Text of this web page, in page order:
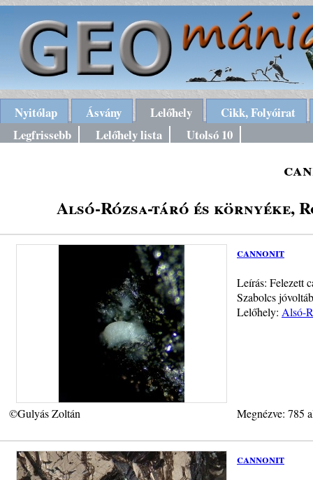
Nyitólap Ásvány Lelőhely
Cikk, Folyóirat
Legfrissebb
Lelőhely lista Utolsó 10
Alsó-Rózsa-táró és környéke,
cannonit
Leírás: Felezett
Szabolcs
Lelőhely: Alsó-
©Gulyás Zoltán Megnézve: 785
cannonit